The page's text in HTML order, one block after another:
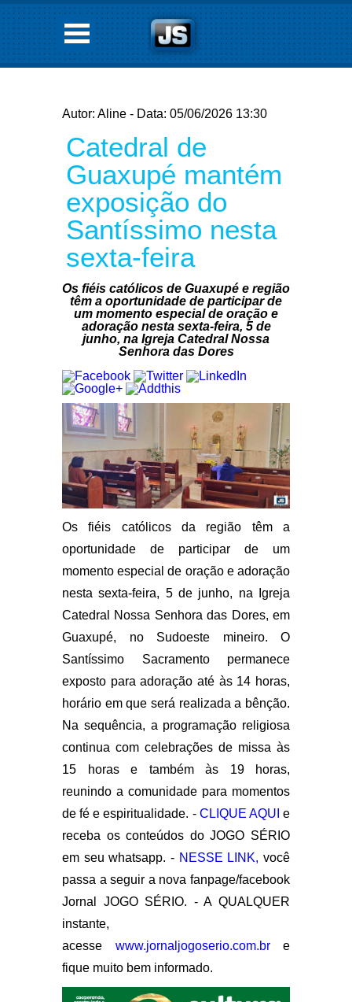
Autor: Aline - Data: 05/06/2026 13:30
Catedral de
Guaxupé mantém
exposição do
Santíssimo nesta
sexta-feira
Os fiéis católicos de Guaxupé e região
têm a oportunidade de participar de
um momento especial de oração e
adoração nesta sexta-feira, 5 de
junho, na Igreja Catedral Nossa
Senhora das Dores
Os fiéis católicos da região têm a
oportunidade de participar de um
momento especial de oração e adoração
nesta sexta-feira, 5 de junho, na Igreja
Catedral Nossa Senhora das Dores, em
Guaxupé, no Sudoeste mineiro. O
Santíssimo Sacramento permanece
exposto para adoração até às 14 horas,
horário em que será realizada a bênção.
Na sequência, a programação religiosa
continua com celebrações de missa às
15 horas e também às 19 horas,
reunindo a comunidade para momentos
de fé e espiritualidade. - CLIQUE AQUI e
receba os conteúdos do JOGO SÉRIO
em seu whatsapp. - NESSE LINK, você
passa a seguir a nova fanpage/facebook
Jornal JOGO SÉRIO. - A QUALQUER
instante,
acesse www.jornaljogoserio.com.bre
fique muito bem informado.